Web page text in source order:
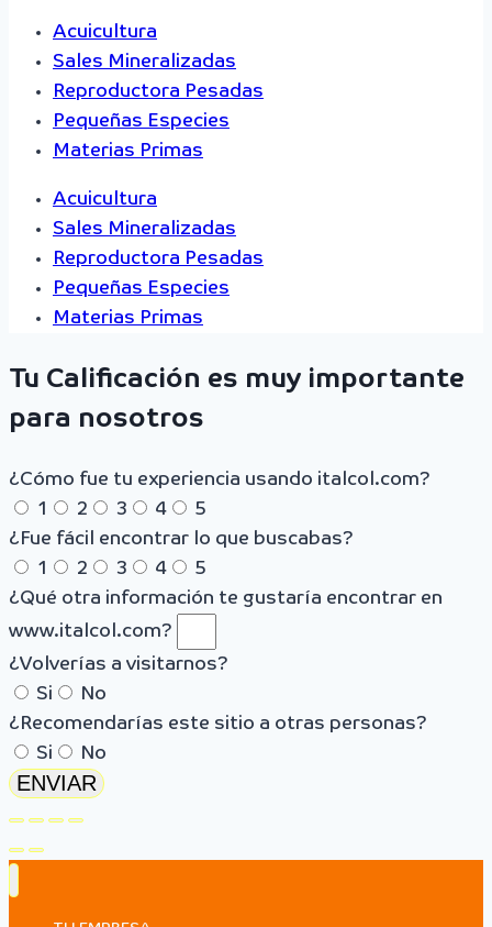
Acuicultura
Sales Mineralizadas
Reproductora Pesadas
Pequeñas Especies
Materias Primas
Acuicultura
Sales Mineralizadas
Reproductora Pesadas
Pequeñas Especies
Materias Primas
Tu Calificación es muy importante
para nosotros
¿Cómo fue tu experiencia usando italcol.com?
1
2 3 4
5
¿Fue fácil encontrar lo que buscabas?
1
2 3 4
5
¿Qué otra información te gustaría encontrar en
www.italcol.com?
¿Volverías a visitarnos?
Si
No
¿Recomendarías este sitio a otras personas?
Si
No
ENVIAR